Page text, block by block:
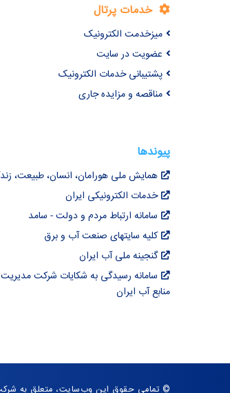
خدمات پرتال
میزخدمت الکترونیک
عضویت در سایت
پشتیبانی خدمات الکترونیک
مناقصه و مزایده جاری
پیوندها
همایش ملی هورامان، انسان، طبیعت،
خدمات الکترونیکی ایران
سامانه ارتباط مردم و دولت - سامد
کلیه سایتهای صنعت آب و برق
گنجینه ملی آب ایران
سامانه رسیدگی به شکایات شرکت مدیریت
منابع آب ایران
© تمامی حقوق این وب‌سایت، متعلق به